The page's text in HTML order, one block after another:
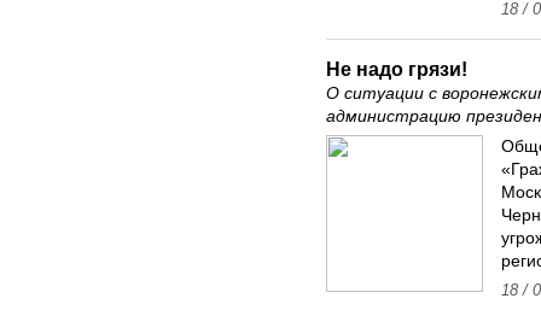
18 /
Не надо грязи!
О ситуации с
администрацию
18 /